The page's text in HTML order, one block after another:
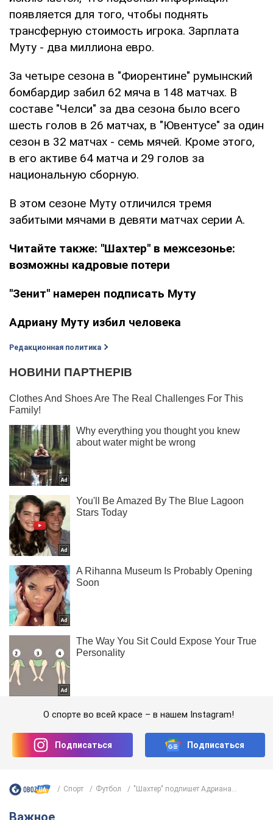
появляется для того, чтобы поднять
трансферную стоимость игрока. Зарплата
Муту - два миллиона евро.
За четыре сезона в "Фиорентине" румынский
бомбардир забил 62 мяча в 148 матчах. В
составе "Челси" за два сезона было всего
шесть голов в 26 матчах, в "Ювентусе" за один
сезон в 32 матчах - семь мячей. Кроме этого,
в его активе 64 матча и 29 голов за
национальную сборную.
В этом сезоне Муту отличился тремя
забитыми мячами в девяти матчах серии А.
Читайте также: "Шахтер" в межсезонье:
возможны кадровые потери
"Зенит" намерен подписать Муту
Адриану Муту избил человека
Редакционная политика
О спорте во всей красе – в нашем Instagram!
Подписаться Подписаться
Спорт Футбол "Шахтер" подпишет Адриана...
Важное